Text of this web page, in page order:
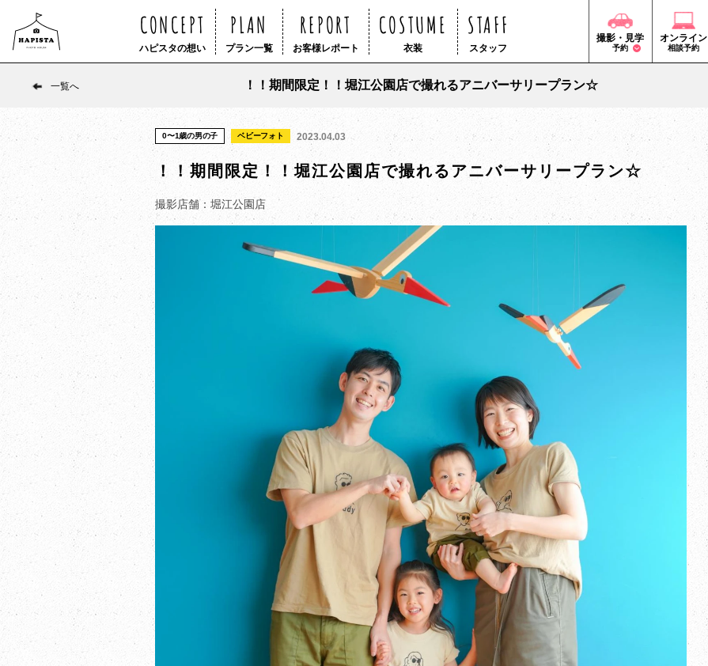
CONCEPT
ハピスタの想い
PLAN
プラン一覧
REPORT
お客様レポート
COSTUME
衣装
STAFF
スタッフ
撮影・見学
予約
オンライン
相談予約
一覧へ ！！期間限定！！堀江公園店で撮れるアニバーサリープラン☆
0〜1歳の男の子 ベビーフォト 2023.04.03
！！期間限定！！堀江公園店で撮れるアニバーサリープラン☆
撮影店舗：堀江公園店